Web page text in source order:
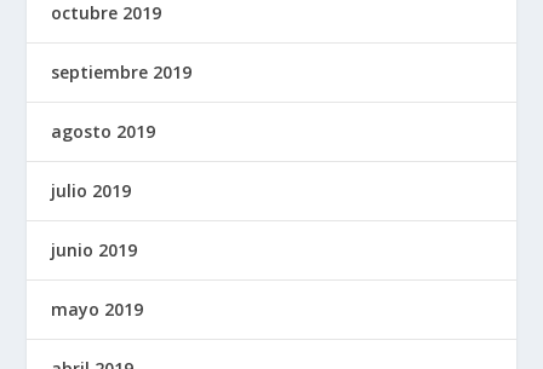
octubre 2019
septiembre 2019
agosto 2019
julio 2019
junio 2019
mayo 2019